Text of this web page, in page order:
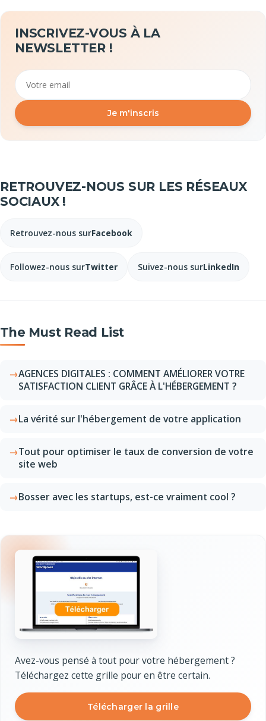
INSCRIVEZ-VOUS À LA
NEWSLETTER !
Email
Je m'inscris
RETROUVEZ-NOUS SUR LES RÉSEAUX
SOCIAUX !
Retrouvez-nous surFacebook
Followez-nous surTwitter Suivez-nous surLinkedIn
The Must Read List
AGENCES DIGITALES : COMMENT AMÉLIORER VOTRE
SATISFACTION CLIENT GRÂCE À L'HÉBERGEMENT ?
La vérité sur l'hébergement de votre application
Tout pour optimiser le taux de conversion de votre
site web
Bosser avec les startups, est-ce vraiment cool ?
Avez-vous pensé à tout pour votre hébergement ?
Téléchargez cette grille pour en être certain.
Télécharger la grille